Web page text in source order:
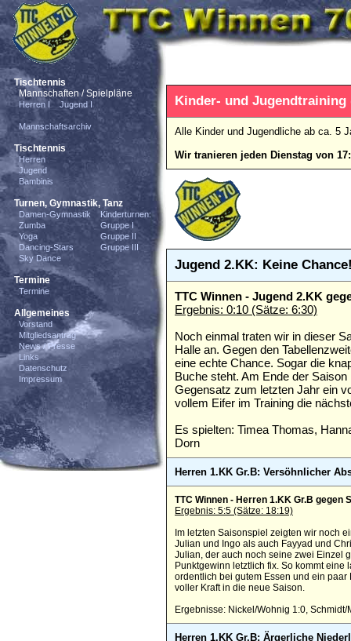
Tischtennis
Mannschaften / Spielpläne
Herren I Jugend I
Mannschaftsarchiv
Tischtennis
Herren
Jugend
Bambinis
Turnen, Gymnastik, Tanz
Damen-Gymnastik
Zumba
Yoga
Dancing-Stars
Sky Dance
Kinderturnen:
Gruppe I
Gruppe II
Gruppe III
Termine
Termine
Allgemeines
Vorstand
Mitgliedsantrag
News / Presse
Links
Datenschutz
Impressum
Kinder- und Jugendtraining
Alle Kinder und Jugendliche ab ca. 5
Wir tranieren jeden Dienstag von
Jugend 2.KK: Keine
TTC Winnen - Jugend 2.KK
Ergebnis: 0:10 (Sätze: 6:30)
Noch einmal traten wir in dieser
Halle an. Gegen den
eine echte Chance. Sogar die
Buche steht. Am Ende der
Gegensatz zum letzten Jahr ein
vollem Eifer im Training die
Es spielten: Timea Thomas,
Dorn
Herren 1.KK Gr.B: Versöhnlicher
TTC Winnen - Herren 1.KK Gr.B gegen
Ergebnis: 5:5 (Sätze: 18:19)
Im letzten Saisonspiel zeigten wir noch
Julian und Ingo als auch Fayyad und
Julian, der auch noch seine zwei Einzel
Punktgewinn letztlich fix. So kommt
ordentlich bei gutem Essen und ein
voller Kraft in die neue Saison.
Ergebnisse: Nickel/Wohnig 1:0,
Herren 1.KK Gr.B: Ärgerliche